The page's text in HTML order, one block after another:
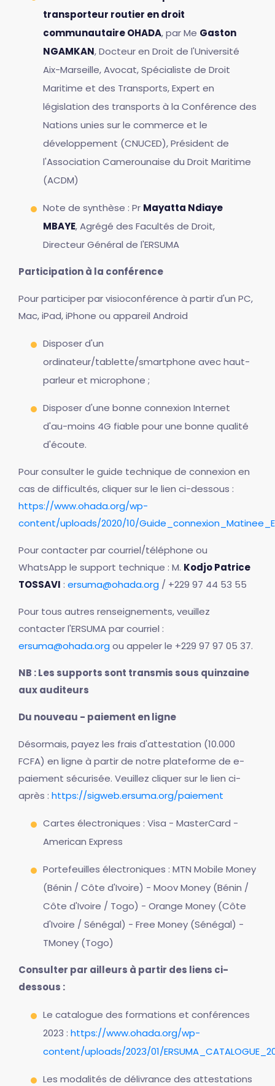
transporteur routier en droit
communautaire OHADA, par Me Gaston
NGAMKAN, Docteur en Droit de l'Université
Aix-Marseille, Avocat, Spécialiste de Droit
Maritime et des Transports, Expert en
législation des transports à la Conférence des
Nations unies sur le commerce et le
développement (CNUCED), Président de
l'Association Camerounaise du Droit Maritime
(ACDM)
Note de synthèse : Pr Mayatta Ndiaye
MBAYE, Agrégé des Facultés de Droit,
Directeur Général de l'ERSUMA
Participation à la conférence
Pour participer par visioconférence à partir d'un PC,
Mac, iPad, iPhone ou appareil Android
Disposer d'un
ordinateur/tablette/smartphone avec haut-
parleur et microphone ;
Disposer d'une bonne connexion Internet
d'au-moins 4G fiable pour une bonne qualité
d'écoute.
Pour consulter le guide technique de connexion en
cas de difficultés, cliquer sur le lien ci-dessous :
https://www.ohada.org/wp-
content/uploads/2020/10/
Pour contacter par courriel/téléphone ou
WhatsApp le support technique : M. Kodjo Patrice
TOSSAVI : ersuma@ohada.org / +229 97 44 53 55
Pour tous autres renseignements, veuillez
contacter l'ERSUMA par courriel :
ersuma@ohada.orgou appeler le +229 97 97 05 37.
NB : Les supports sont transmis sous quinzaine
aux auditeurs
Du nouveau - paiement en ligne
Désormais, payez les frais d'attestation (10.000
FCFA) en ligne à partir de notre plateforme de e-
paiement sécurisée. Veuillez cliquer sur le lien ci-
après : https://sigweb.ersuma.org/paiement
Cartes électroniques : Visa - MasterCard -
American Express
Portefeuilles électroniques : MTN Mobile Money
(Bénin / Côte d'Ivoire) - Moov Money (Bénin /
Côte d'Ivoire / Togo) - Orange Money (Côte
d'Ivoire / Sénégal) - Free Money (Sénégal) -
TMoney (Togo)
Consulter par ailleurs à partir des liens ci-
dessous :
Le catalogue des formations et conférences
2023 : https://www.ohada.org/wp-
content/uploads/2023/01/
Les modalités de délivrance des attestations